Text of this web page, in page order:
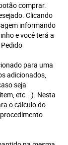
comprar.
Clicando
informando
e você terá a
para uma
adicionados,
seja
etc...). Nesta
o cálculo do